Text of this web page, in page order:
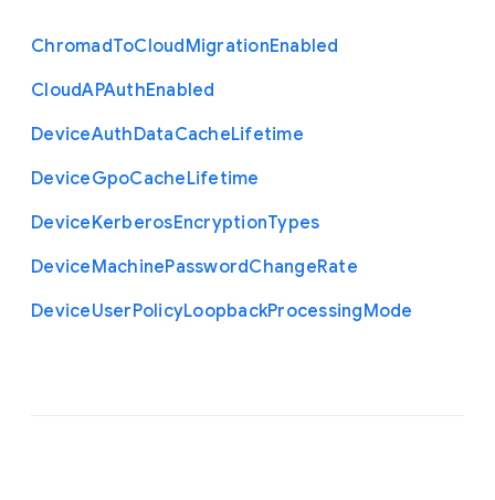
ChromadToCloudMigrationEnabled
CloudAPAuthEnabled
DeviceAuthDataCacheLifetime
DeviceGpoCacheLifetime
DeviceKerberosEncryptionTypes
DeviceMachinePasswordChangeRate
DeviceUserPolicyLoopbackProcessingMode